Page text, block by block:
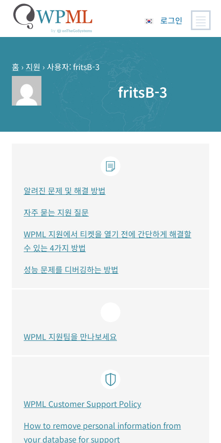
로그인
홈 › 지원 › 사용자: fritsB-3
fritsB-3
알려진 문제 및 해결 방법
자주 묻는 지원 질문
WPML 지원에서 티켓을 열기 전에 간단하게 해결할
수 있는 4가지 방법
성능 문제를 디버깅하는 방법
WPML 지원팀을 만나보세요
WPML Customer Support Policy
How to remove personal information from
your database for support